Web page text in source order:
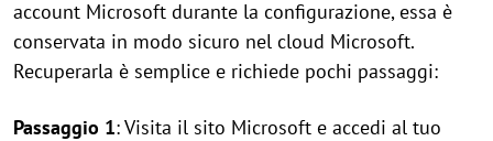
account Microsoft durante la configurazione, essa è
conservata in modo sicuro nel cloud Microsoft.
Recuperarla è semplice e richiede pochi passaggi:
Passaggio 1: Visita il sito Microsoft e accedi al tuo